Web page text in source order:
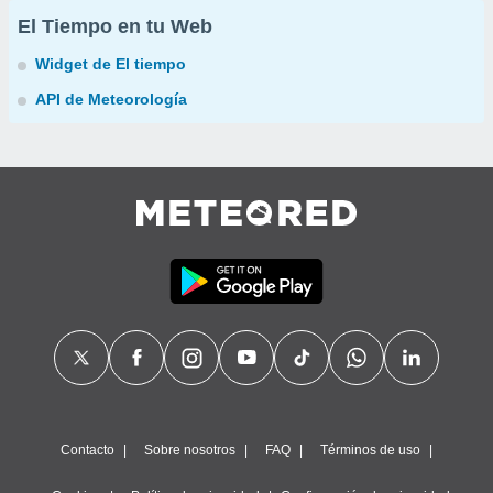
El Tiempo en tu Web
Widget de El tiempo
API de Meteorología
Contacto Sobre nosotros FAQ Términos de uso